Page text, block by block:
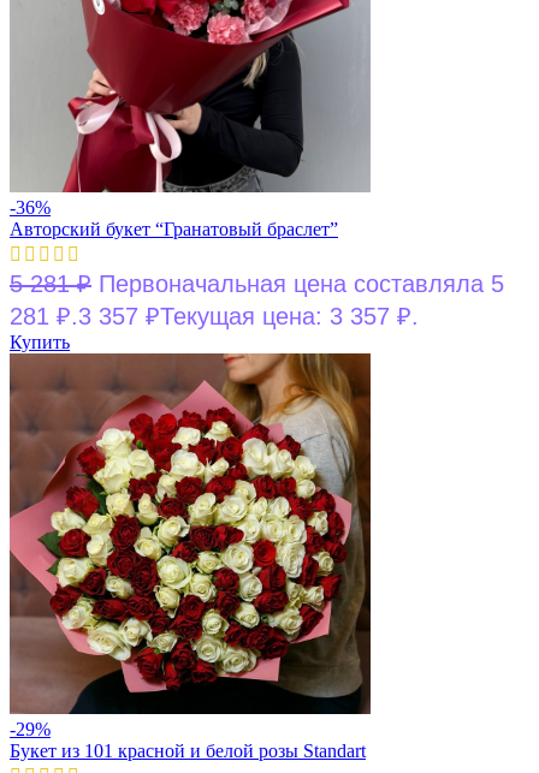
-36%
Авторский букет “Гранатовый браслет”
5 281₽ Первоначальная цена составляла 5
281 ₽.3 357 ₽Текущая цена: 3 357 ₽.
Купить
-29%
Букет из 101 красной и белой розы Standart